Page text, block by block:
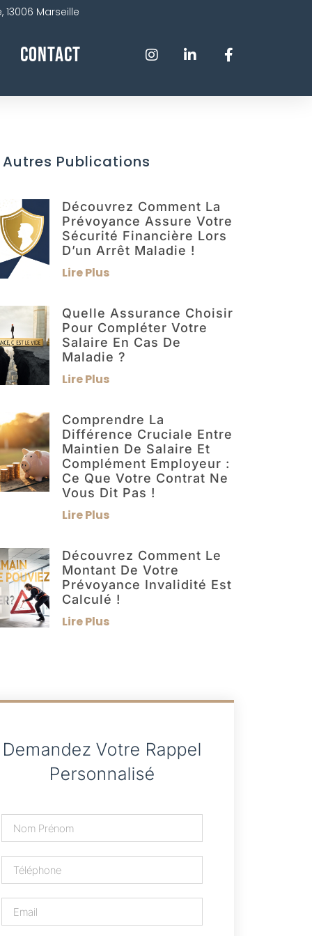
13006 Marseille
Contact
Autres Publications
Découvrez Comment La
Prévoyance Assure Votre
Sécurité Financière Lors
D’un Arrêt Maladie !
Lire Plus
Quelle Assurance Choisir
Pour Compléter Votre
Salaire En Cas De
Maladie ?
Lire Plus
Comprendre La
Différence Cruciale Entre
Maintien De Salaire Et
Complément Employeur :
Ce Que Votre Contrat Ne
Vous Dit Pas !
Lire Plus
Découvrez Comment Le
Montant De Votre
Prévoyance Invalidité Est
Calculé !
Lire Plus
Demandez Votre Rappel
Personnalisé